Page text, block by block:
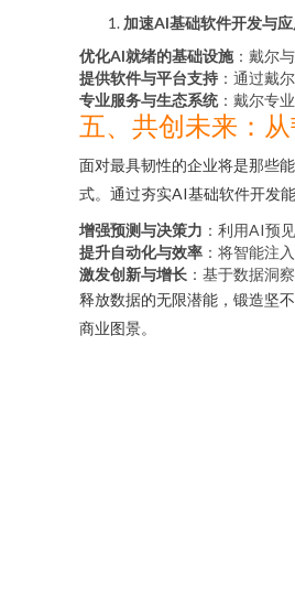
加速AI基础软件开发与应
优化AI就绪的基础设施：戴尔
提供软件与平台支持 ：通过戴
专业服务与生态系统：戴尔专
五、共创未来：
面对最具韧性的企业将是那些
式。通过夯实AI基础软件开发
增强预测与决策力 ：利用AI预
提升自动化与效率 ：将智能注
激发创新与增长 ：基于数据洞
释放数据的无限潜能，锻造坚
商业图景。